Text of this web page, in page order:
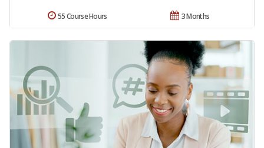
3 Months
55 Course Hours